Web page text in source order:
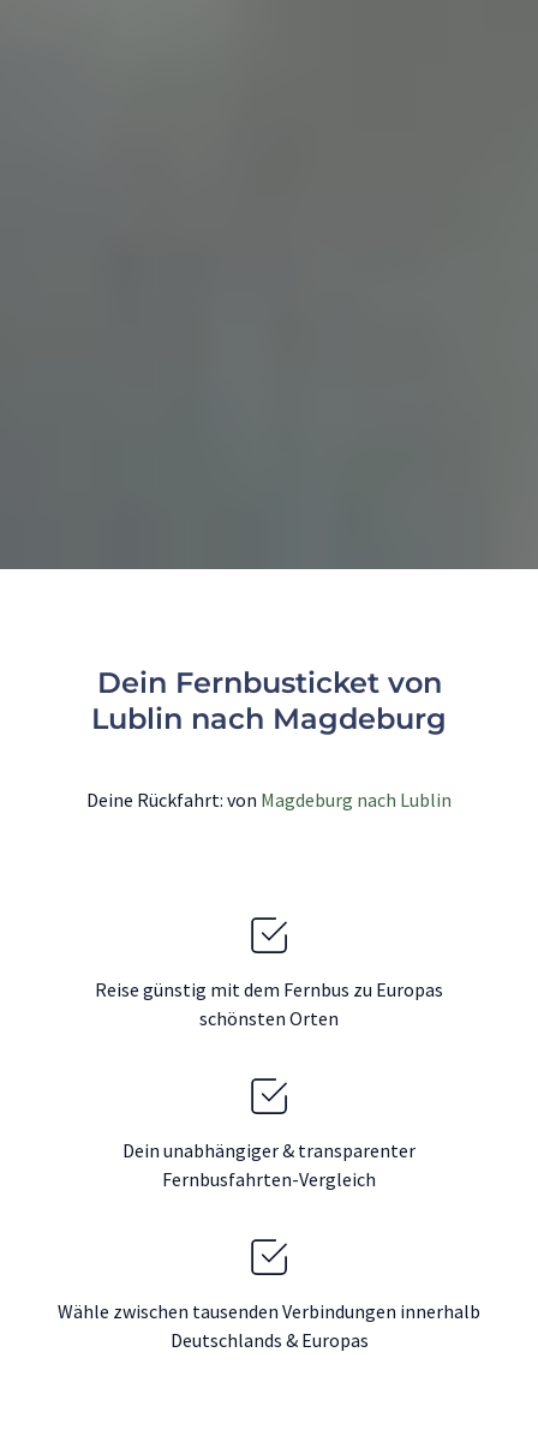
Dein Fernbusticket von
Lublin nach Magdeburg
Deine Rückfahrt: von Magdeburg nach Lublin
Reise günstig mit dem Fernbus zu Europas
schönsten Orten
Dein unabhängiger & transparenter
Fernbusfahrten-Vergleich
Wähle zwischen tausenden Verbindungen innerhalb
Deutschlands & Europas